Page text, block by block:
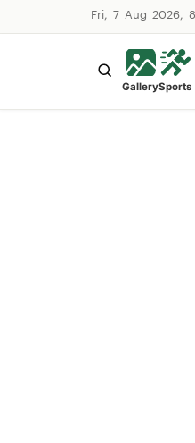
Fri, 7 Aug 2026,
Sports
Gallery